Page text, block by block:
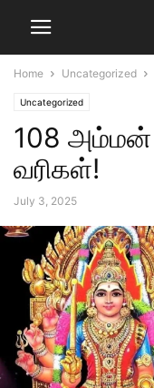
Home Uncategorized
Uncategorized
108 அம்மன்
வரிகள்!
July 3, 2025